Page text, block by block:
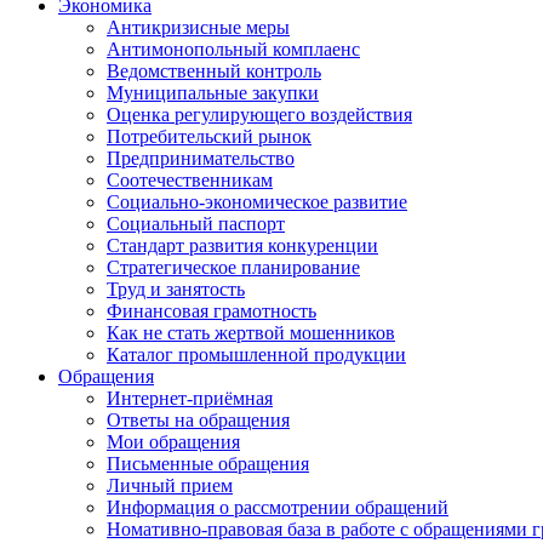
Экономика
Антикризисные меры
Антимонопольный комплаенс
Ведомственный контроль
Муниципальные закупки
Оценка регулирующего воздействия
Потребительский рынок
Предпринимательство
Соотечественникам
Социально-экономическое развитие
Социальный паспорт
Стандарт развития конкуренции
Стратегическое планирование
Труд и занятость
Финансовая грамотность
Как не стать жертвой мошенников
Каталог промышленной продукции
Обращения
Интернет-приёмная
Ответы на обращения
Мои обращения
Письменные обращения
Личный прием
Информация о рассмотрении обращений
Номативно-правовая база в работе с обращениями